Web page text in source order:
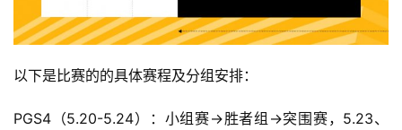
以下是比赛的的具体赛程及分组安排：
PGS4（5.20-5.24）：小组赛→胜者组→突围赛，5.23、